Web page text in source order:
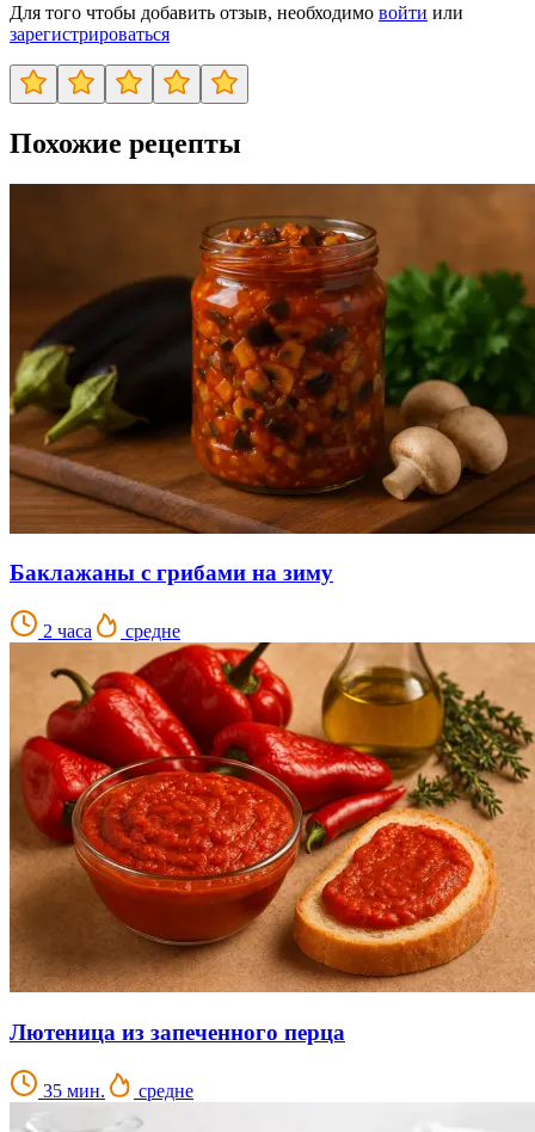
Для того чтобы добавить отзыв, необходимо войти или
зарегистрироваться
Похожие рецепты
Баклажаны с грибами на зиму
2 часа средне
Лютеница из запеченного перца
35 мин. средне